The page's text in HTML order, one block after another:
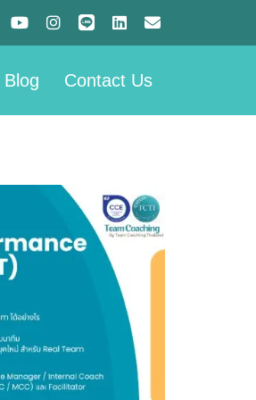
Blog Contact Us